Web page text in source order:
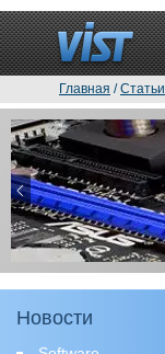
Главная /Статьи
Новости